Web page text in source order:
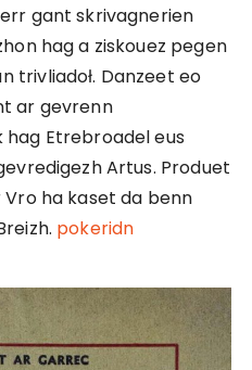
gant skrivagnerien
hag a ziskouez pegen
trivliadoł. Danzeet eo
ar gevrenn
Etrebroadel eus
Artus. Produet
ha kaset da benn
pokeridn